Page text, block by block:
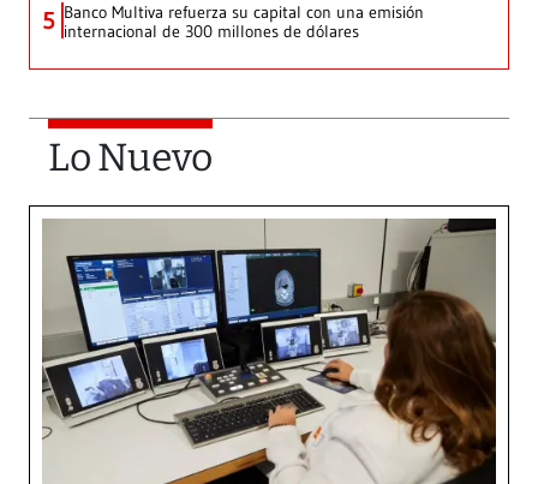
5 Banco Multiva refuerza su capital con una emisión
internacional de 300 millones de dólares
Lo Nuevo